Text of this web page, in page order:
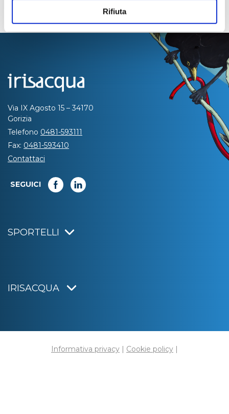
Rifiuta
Via IX Agosto 15 – 34170
Gorizia
Telefono 0481-593111
Fax: 0481-593410
Contattaci
SEGUICI
SPORTELLI
IRISACQUA
Informativa privacy | Cookie policy |